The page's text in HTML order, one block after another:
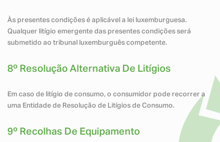
Às presentes condições é aplicável a lei luxemburguesa.
Qualquer litígio emergente das presentes condições será
submetido ao tribunal luxemburguês competente.
8º Resolução Alternativa De Litígios
Em caso de litígio de consumo, o consumidor pode recorrer a
uma Entidade de Resolução de Litígios de Consumo.
9º Recolhas De Equipamento